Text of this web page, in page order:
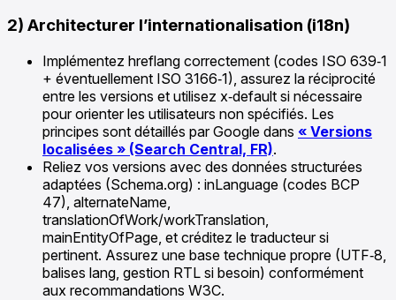
2) Architecturer l’internationalisation (i18n)
Implémentez hreflang correctement (codes ISO 639‑1
+ éventuellement ISO 3166‑1), assurez la réciprocité
entre les versions et utilisez x‑default si nécessaire
pour orienter les utilisateurs non spécifiés. Les
principes sont détaillés par Google dans « Versions
localisées » (Search Central, FR).
Reliez vos versions avec des données structurées
adaptées (Schema.org) : inLanguage (codes BCP
47), alternateName,
translationOfWork/workTranslation,
mainEntityOfPage, et créditez le traducteur si
pertinent. Assurez une base technique propre (UTF‑8,
balises lang, gestion RTL si besoin) conformément
aux recommandations W3C.